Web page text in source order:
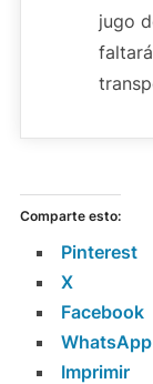
jugo
Comparte esto:
Pinterest
X
Facebook
WhatsApp
Imprimir